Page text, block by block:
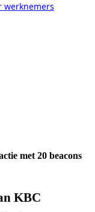
werknemers
met 20 beacons
KBC